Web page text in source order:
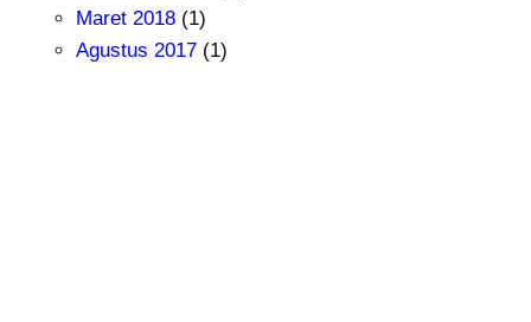
Maret 2018 (1)
Agustus 2017 (1)